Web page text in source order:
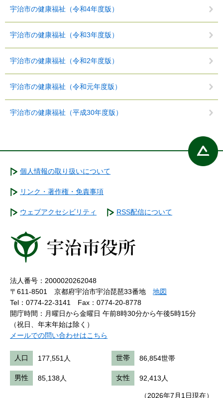
宇治市の健康福祉（令和4年度版）
宇治市の健康福祉（令和3年度版）
宇治市の健康福祉（令和2年度版）
宇治市の健康福祉（令和元年度版）
宇治市の健康福祉（平成30年度版）
個人情報の取り扱いについて
リンク・著作権・免責事項
ウェブアクセシビリティ RSS配信について
法人番号：2000020262048
〒611-8501 京都府宇治市宇治琵琶33番地 地図
Tel：0774-22-3141
Fax：0774-20-8778
開庁時間：月曜日から金曜日 午前8時30分から午後5時15分
（祝日、年末年始は除く）
メールでの問い合わせはこちら
人口 177,551人 世帯 86,854世帯
男性 85,138人 女性 92,413人
（2026年7月1日現在）